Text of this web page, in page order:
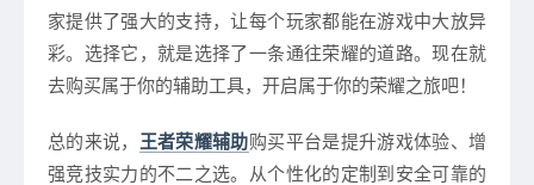
家提供了强大的支持，让每个玩家都能在游戏中大放异
彩。选择它，就是选择了一条通往荣耀的道路。现在就
去购买属于你的辅助工具，开启属于你的荣耀之旅吧！
总的来说， 王者荣耀辅助购买平台是提升游戏体验、增
强竞技实力的不二之选。从个性化的定制到安全可靠的